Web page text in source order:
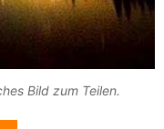
Bild zum Teilen.